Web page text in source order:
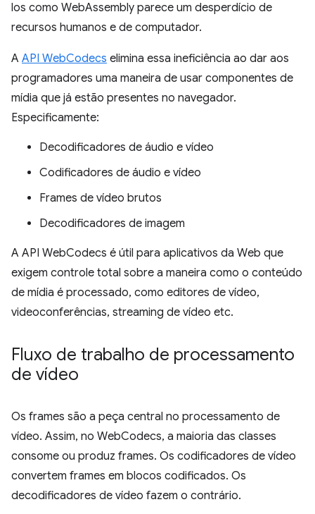
los como WebAssembly parece um desperdício de
recursos humanos e de computador.
A API WebCodecs elimina essa ineficiência ao dar aos
programadores uma maneira de usar componentes de
mídia que já estão presentes no navegador.
Especificamente:
Decodificadores de áudio e vídeo
Codificadores de áudio e vídeo
Frames de vídeo brutos
Decodificadores de imagem
A API WebCodecs é útil para aplicativos da Web que
exigem controle total sobre a maneira como o conteúdo
de mídia é processado, como editores de vídeo,
videoconferências, streaming de vídeo etc.
Fluxo de trabalho de processamento
de vídeo
Os frames são a peça central no processamento de
vídeo. Assim, no WebCodecs, a maioria das classes
consome ou produz frames. Os codificadores de vídeo
convertem frames em blocos codificados. Os
decodificadores de vídeo fazem o contrário.